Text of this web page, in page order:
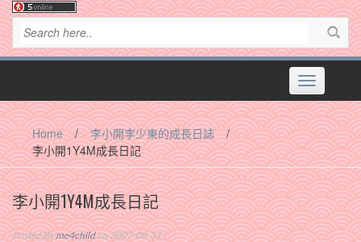
Toggle
navigation
Home / 李小開李少東的成長日誌
/
李小開1Y4M成長日記
李小開1Y4M成長日記
Posted Byme4childon 2007-08-31